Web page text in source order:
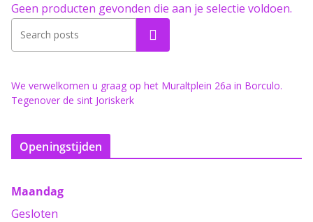
Geen producten gevonden die aan je selectie voldoen.
Zoeken
We verwelkomen u graag op het Muraltplein 26a in Borculo.
Tegenover de sint Joriskerk
Openingstijden
Maandag
Gesloten